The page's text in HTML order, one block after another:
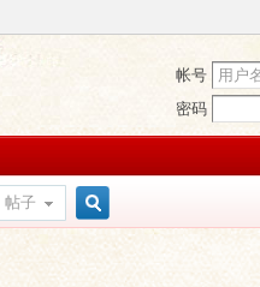
帐号
密码
帖子